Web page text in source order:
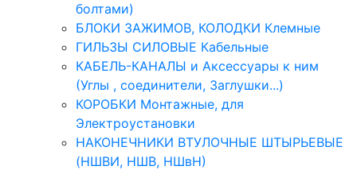
болтами)
БЛОКИ ЗАЖИМОВ, КОЛОДКИ Клемные
ГИЛЬЗЫ СИЛОВЫЕ Кабельные
КАБЕЛЬ-КАНАЛЫ и Аксессуары к ним
(Углы , соединители, Заглушки...)
КОРОБКИ Монтажные, для
Электроустановки
НАКОНЕЧНИКИ ВТУЛОЧНЫЕ ШТЫРЬЕВЫЕ
(НШВИ, НШВ, НШвН)